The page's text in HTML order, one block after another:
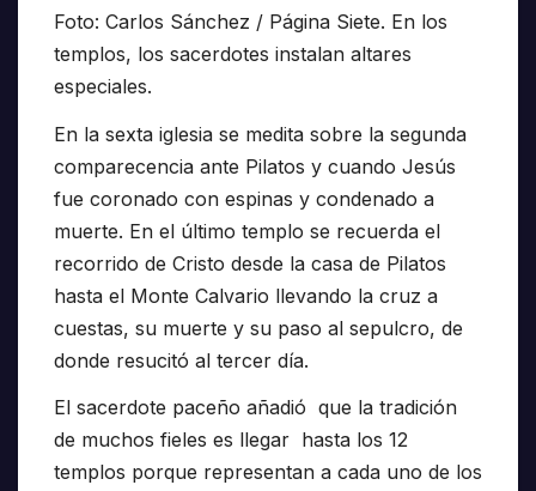
Foto: Carlos Sánchez / Página Siete. En los
templos, los sacerdotes instalan altares
especiales.
En la sexta iglesia se medita sobre la segunda
comparecencia ante Pilatos y cuando Jesús
fue coronado con espinas y condenado a
muerte. En el último templo se recuerda el
recorrido de Cristo desde la casa de Pilatos
hasta el Monte Calvario llevando la cruz a
cuestas, su muerte y su paso al sepulcro, de
donde resucitó al tercer día.
El sacerdote paceño añadió que la tradición
de muchos fieles es llegar hasta los 12
templos porque representan a cada uno de los